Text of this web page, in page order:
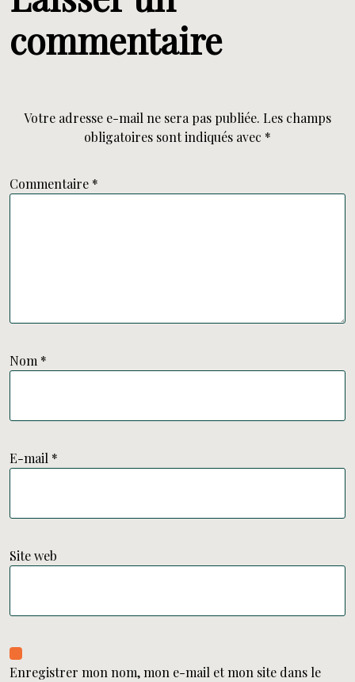
commentaire
Votre adresse e-mail ne sera pas publiée. Les champs
obligatoires sont indiqués avec *
Commentaire *
Nom *
E-mail *
Site web
Enregistrer mon nom, mon e-mail et mon site dans le